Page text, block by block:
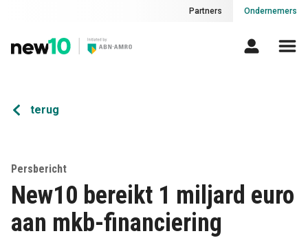
Partners Ondernemers
terug
Persbericht
New10 bereikt 1 miljard euro
aan mkb-financiering